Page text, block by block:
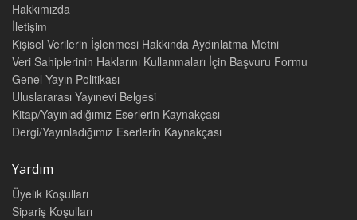
Hakkımızda
İletişim
Kişisel Verilerin İşlenmesi Hakkında Aydınlatma Metni
Veri Sahiplerinin Haklarını Kullanmaları İçin Başvuru Formu
Genel Yayın Politikası
Uluslararası Yayınevi Belgesi
Kitap/Yayınladığımız Eserlerin Kaynakçası
Dergi/Yayınladığımız Eserlerin Kaynakçası
Yardım
Üyelik Koşulları
Sipariş Koşulları